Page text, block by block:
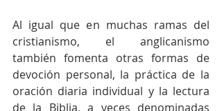
Al igual que en muchas ramas del
cristianismo, el anglicanismo
también fomenta otras formas de
devoción personal, la práctica de la
oración diaria individual y la lectura
de la Biblia, a veces denominadas